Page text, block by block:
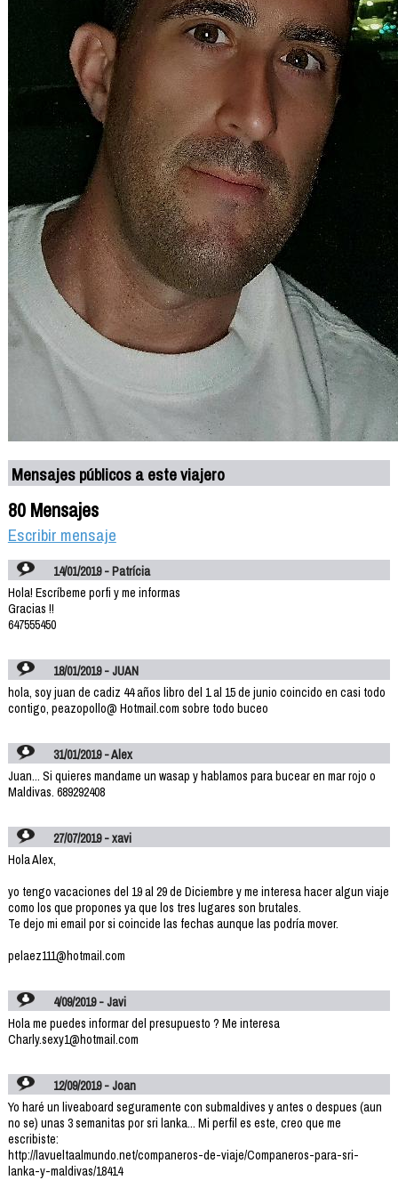
Mensajes públicos a este viajero
80 Mensajes
Escribir mensaje
14/01/2019 - Patrícia
Hola! Escríbeme porfi y me informas
Gracias !!
647555450
18/01/2019 - JUAN
hola, soy juan de cadiz 44 años libro del 1 al 15 de junio coincido en casi todo
contigo, peazopollo@ Hotmail.com sobre todo buceo
31/01/2019 - Alex
Juan... Si quieres mandame un wasap y hablamos para bucear en mar rojo o
Maldivas. 689292408
27/07/2019 - xavi
Hola Alex,
yo tengo vacaciones del 19 al 29 de Diciembre y me interesa hacer algun viaje
como los que propones ya que los tres lugares son brutales.
Te dejo mi email por si coincide las fechas aunque las podría mover.
pelaez111@hotmail.com
4/09/2019 - Javi
Hola me puedes informar del presupuesto ? Me interesa
Charly.sexy1@hotmail.com
12/09/2019 - Joan
Yo haré un liveaboard seguramente con submaldives y antes o despues (aun
no se) unas 3 semanitas por sri lanka... Mi perfil es este, creo que me
escribiste:
http://lavueltaalmundo.net/companeros-de-viaje/Companeros-para-sri-
lanka-y-maldivas/18414